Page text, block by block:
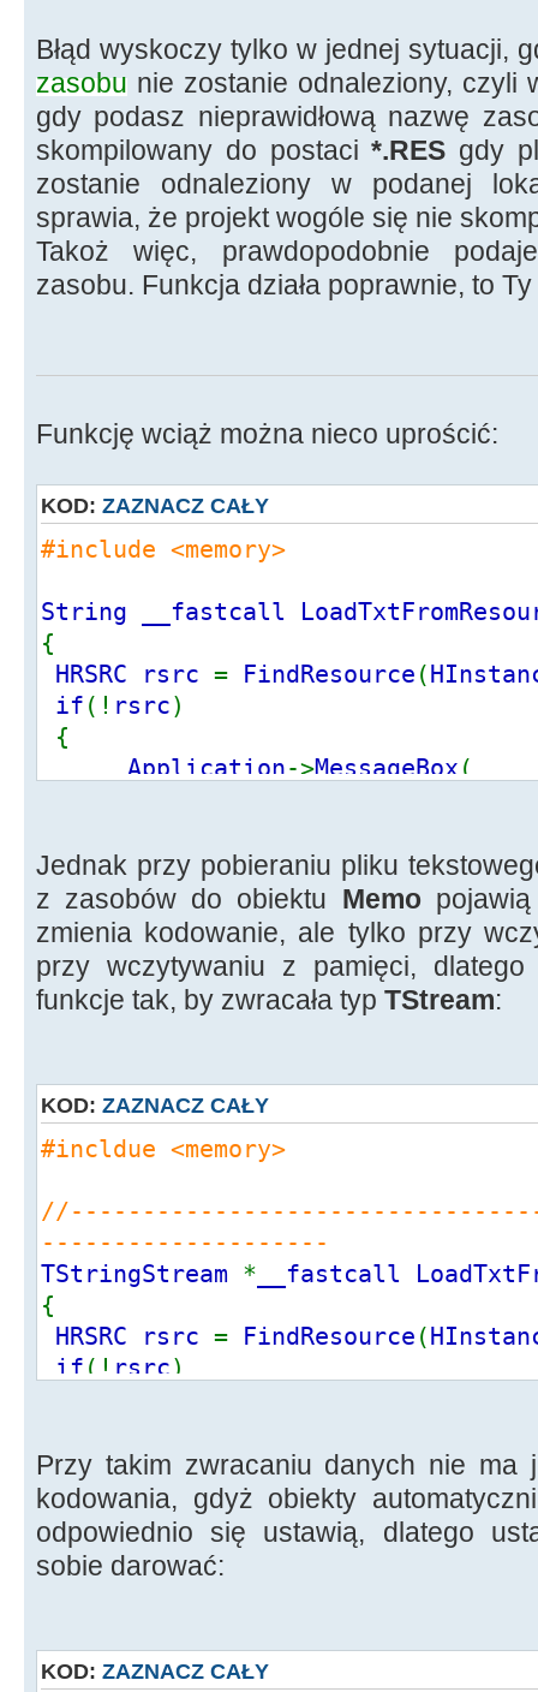
Błąd wyskoczy tylko w jednej sytuacji,
zasobu nie zostanie odnaleziony, czyli
gdy podasz nieprawidłową nazwę
skompilowany do postaci*.RES gdy
zostanie odnaleziony w podanej
sprawia, że projekt wogóle się nie
Takoż więc, prawdopodobnie
zasobu. Funkcja działa poprawnie, to Ty
Funkcję wciąż można nieco uprościć:
KOD: ZAZNACZ CAŁY
#include <memory>
String __fastcall
{
HRSRC rsrc = FindResource (
if (! rsrc)
{
Application->MessageBox (
return"";
}
DWORD Size=SizeofResource(
HGLOBAL MemoryHandle =
{
ShowMessage("Błąd"
return "";
BYTE * MemPtr = ( BYTE
String Result
std:: auto_ptr <TStringStream>
sStream->
delete MemPtr;
return Result;
}
Jednak przy pobieraniu pliku
z zasobów do obiektu Memo
zmienia kodowanie, ale tylko przy
przy wczytywaniu z pamięci,
funkcje tak, by zwracała typ TStream:
KOD: ZAZNACZ CAŁY
#incldue <memory>
--------------------
TStringStream * __fastcall
{
HRSRC rsrc = FindResource (
if (! rsrc)
L"Nie można
L"BŁĄD!", MB_OK
return NULL;
}
HGLOBAL MemoryHandle=
Przy takim zwracaniu danych nie ma
kodowania, gdyż obiekty
odpowiednio się ustawią, dlatego
sobie darować:
KOD: ZAZNACZ CAŁY